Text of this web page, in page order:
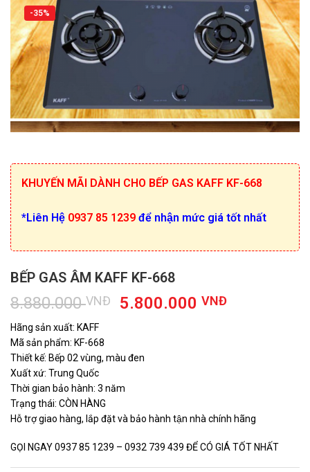
-35%
KHUYẾN MÃI DÀNH CHO BẾP GAS KAFF KF-668
*Liên Hệ 0937 85 1239 để nhận mức giá tốt nhất
BẾP GAS ÂM KAFF KF-668
8.880.000VNĐ
Giá
8.880.000 VNĐ.
5.800.000VNĐGiá
Hãng sản xuất: KAFF
Mã sản phẩm: KF-668
Thiết kế: Bếp 02 vùng, màu đen
Xuất xứ: Trung Quốc
Thời gian bảo hành: 3 năm
Trạng thái: CÒN HÀNG
Hỗ trợ giao hàng, lắp đặt và bảo hành tận nhà chính hãng
GỌI NGAY 0937 85 1239 – 0932 739 439 ĐỂ CÓ GIÁ TỐT NHẤT